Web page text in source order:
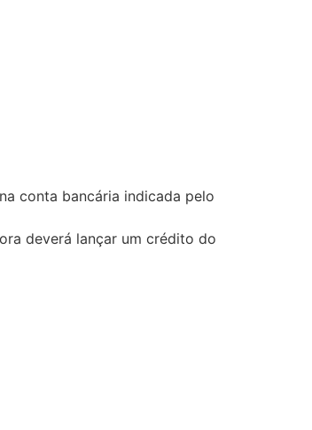
conta bancária indicada pelo
deverá lançar um crédito do